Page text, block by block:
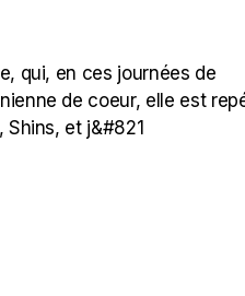
qui, en ces journées de
de coeur, elle est
et j&#821